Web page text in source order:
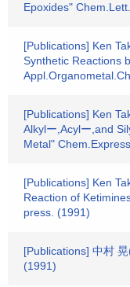
Epoxides"
[Publications] Ken
Synthetic Reactions
[Publications] Ken
Alkylー,Acylー,and
Metal"
[Publications] Ken
Reaction of
press. (1991)
[Publications] 中村
(1991)